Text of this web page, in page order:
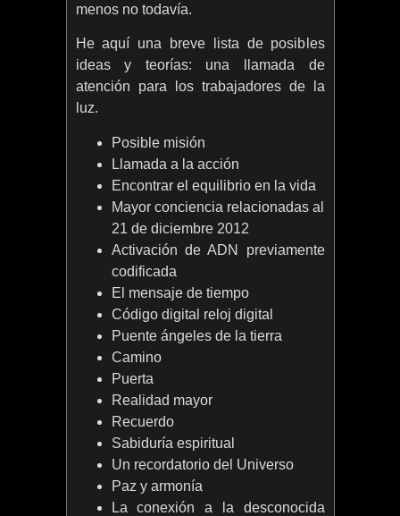
menos no todavía.
He aquí una breve lista de posibles
ideas y teorías: una llamada de
atención para los trabajadores de la
luz.
Posible misión
Llamada a la acción
Encontrar el equilibrio en la vida
Mayor conciencia relacionadas al
21 de diciembre 2012
Activación de ADN previamente
codificada
El mensaje de tiempo
Código digital reloj digital
Puente ángeles de la tierra
Camino
Puerta
Realidad mayor
Recuerdo
Sabiduría espiritual
Un recordatorio del Universo
Paz y armonía
La conexión a la desconocida